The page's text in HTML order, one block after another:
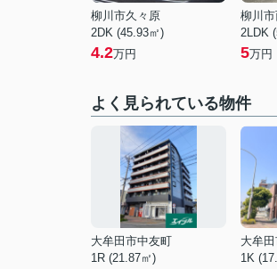
柳川市久々原
2DK (45.93㎡)
4.2万円
柳川
2LDK
5万円
よく見られている物件
大牟田市中友町
1R (21.87㎡)
大牟
1K